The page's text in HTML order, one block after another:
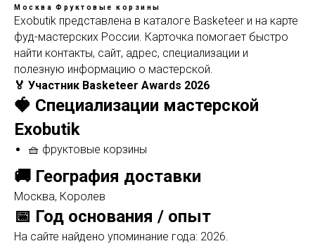
Москва Фруктовые корзины
Exobutik представлена в каталоге Basketeer и на карте
фуд-мастерских России. Карточка помогает быстро
найти контакты, сайт, адрес, специализации и
полезную информацию о мастерской.
🏅 Участник Basketeer Awards 2026
🍓 Специализации мастерской
Exobutik
🧺 фруктовые корзины
🚚 География доставки
Москва, Королев
📅 Год основания / опыт
На сайте найдено упоминание года: 2026.